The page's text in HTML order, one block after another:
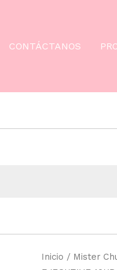
CONTÁCTANOS
Inicio / Mister